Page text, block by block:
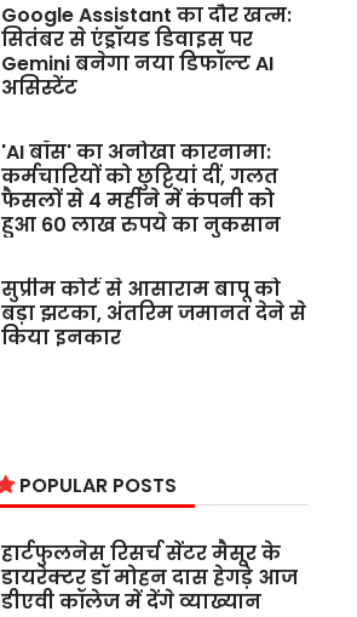
Google Assistant का दौर खत्म:
सितंबर से एंड्रॉयड डिवाइस पर
Gemini बनेगा नया डिफॉल्ट AI
असिस्टेंट
'AI बॉस' का अनोखा कारनामा:
कर्मचारियों को छुट्टियां दीं, गलत
फैसलों से 4 महीने में कंपनी को
हुआ 60 लाख रुपये का नुकसान
सुप्रीम कोर्ट से आसाराम बापू को
बड़ा झटका, अंतरिम जमानत देने से
किया इनकार
POPULAR POSTS
हार्टफुलनेस रिसर्च सेंटर मैसूर के
डायरेक्टर डॉ मोहन दास हेगड़े आज
डीएवी कॉलेज में देंगे व्याख्यान